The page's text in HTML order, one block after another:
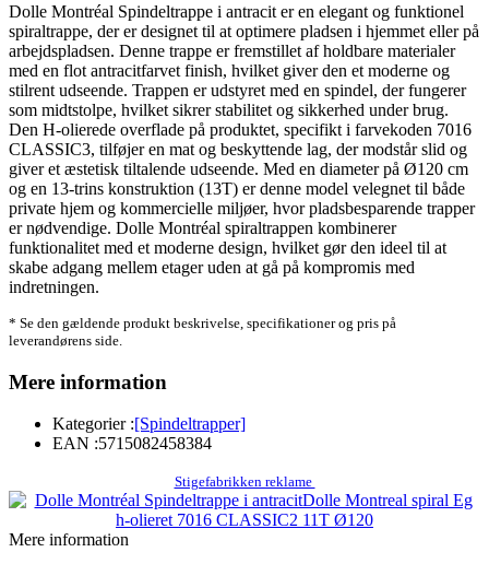
Dolle Montréal Spindeltrappe i antracit er en elegant og funktionel
spiraltrappe, der er designet til at optimere pladsen i hjemmet eller på
arbejdspladsen. Denne trappe er fremstillet af holdbare materialer
med en flot antracitfarvet finish, hvilket giver den et moderne og
stilrent udseende. Trappen er udstyret med en spindel, der fungerer
som midtstolpe, hvilket sikrer stabilitet og sikkerhed under brug.
Den H-olierede overflade på produktet, specifikt i farvekoden 7016
CLASSIC3, tilføjer en mat og beskyttende lag, der modstår slid og
giver et æstetisk tiltalende udseende. Med en diameter på Ø120 cm
og en 13-trins konstruktion (13T) er denne model velegnet til både
private hjem og kommercielle miljøer, hvor pladsbesparende trapper
er nødvendige. Dolle Montréal spiraltrappen kombinerer
funktionalitet med et moderne design, hvilket gør den ideel til at
skabe adgang mellem etager uden at gå på kompromis med
indretningen.
* Se den gældende produkt beskrivelse, specifikationer og pris på
leverandørens side.
Mere information
Kategorier :[Spindeltrapper]
EAN :5715082458384
Stigefabrikken reklame
Mere information